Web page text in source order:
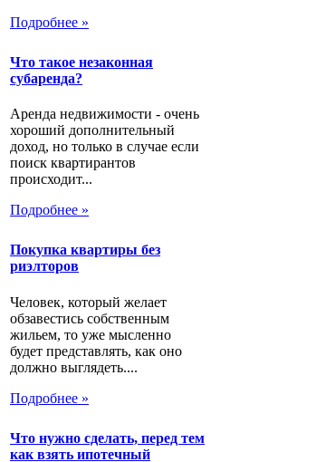
Подробнее »
Что такое незаконная
субаренда?
Аренда недвижимости - очень
хороший дополнительный
доход, но только в случае если
поиск квартирантов
происходит...
Подробнее »
Покупка квартиры без
риэлторов
Человек, который желает
обзавестись собственным
жильем, то уже мысленно
будет представлять, как оно
должно выглядеть....
Подробнее »
Что нужно сделать, перед тем
как взять ипотечный